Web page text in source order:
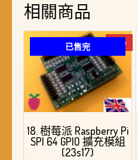
相關商品
已售完 -7%
18. 樹莓派 Raspberry Pi
SPI 64 GPIO 擴充模組
(23s17)